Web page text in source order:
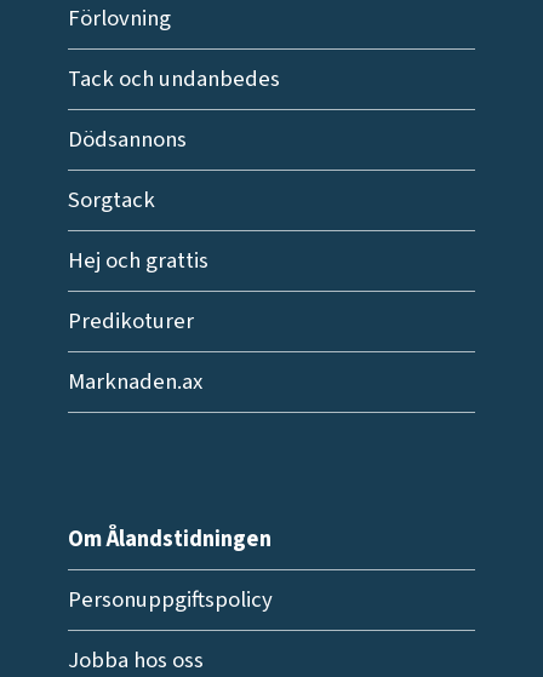
Förlovning
Tack och undanbedes
Dödsannons
Sorgtack
Hej och grattis
Predikoturer
Marknaden.ax
Om Ålandstidningen
Personuppgiftspolicy
Jobba hos oss